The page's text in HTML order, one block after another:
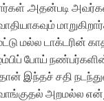
.அதன்படி
மல்ல டாக்டரின்
போய்
சதி
அறமல்ல